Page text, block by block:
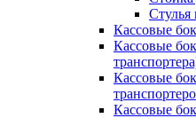
Стулья
Кассовые
Кассовые
Кассовые
Кассовые